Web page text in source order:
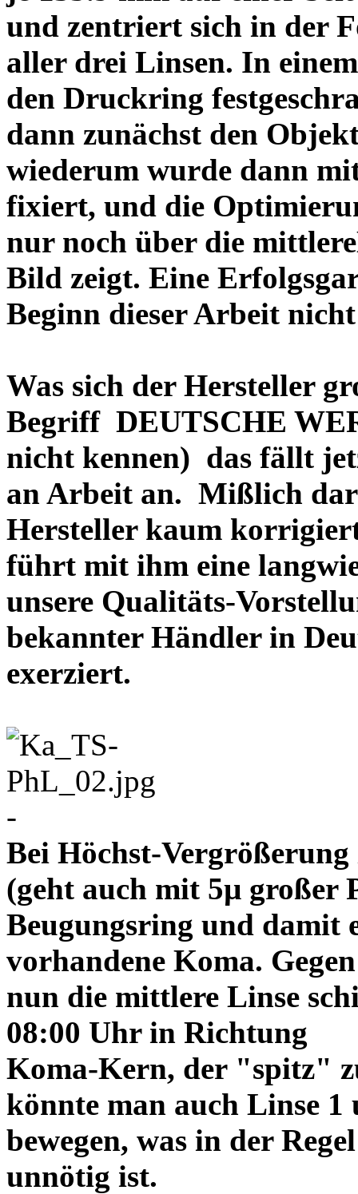
und zentriert sich in der
aller drei Linsen. In
den Druckring
dann zunächst den
wiederum wurde dann
fixiert, und die
nur noch über die
Bild zeigt. Eine
Beginn dieser Arbeit
Was sich der Hersteller
Begriff DEUTSCHE
nicht kennen) das fällt
an Arbeit an. Mißlich
Hersteller kaum
führt mit ihm eine
unsere Qualitäts-
bekannter Händler in
exerziert.
-
Bei Höchst-
(geht auch mit 5µ großer
Beugungsring und damit
vorhandene Koma.
nun die mittlere Linse
08:00 Uhr in Richtung
Koma-Kern, der "spitz"
könnte man auch Linse
bewegen, was in der Regel
unnötig ist.